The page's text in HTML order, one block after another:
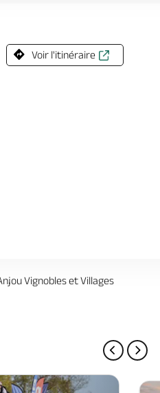
Voir l'itinéraire
Vignobles et Villages